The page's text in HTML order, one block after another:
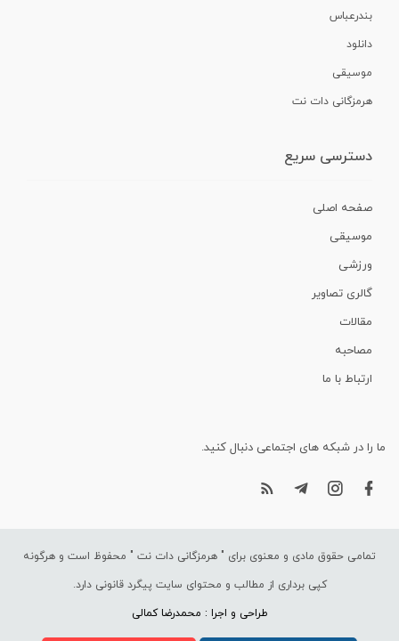
بندرعباس
دانلود
موسیقی
هرمزگانی دات نت
دسترسی سریع
صفحه اصلی
موسیقی
ورزشی
گالری تصاویر
مقالات
مصاحبه
ارتباط با ما
ما را در شبکه های اجتماعی دنبال کنید.
تمامی حقوق مادی و معنوی برای " هرمزگانی دات نت " محفوظ است و هرگونه
کپی برداری از مطالب و محتوای سایت پیگرد قانونی دارد.
طراحی و اجرا : محمدرضا کمالی